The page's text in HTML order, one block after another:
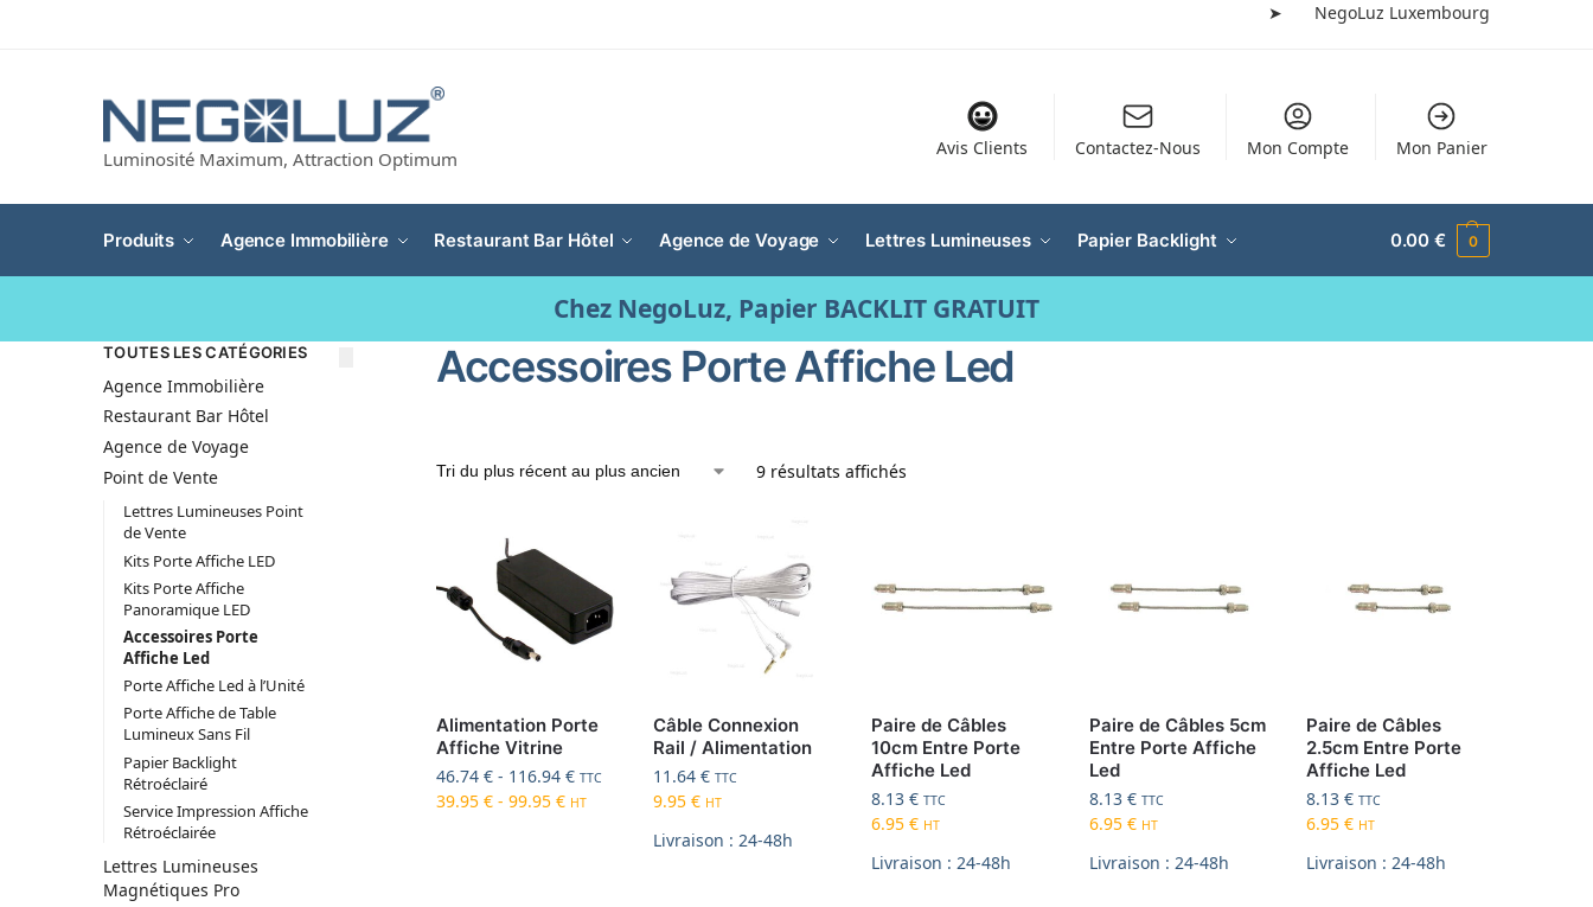
➤ NegoLuz Luxembourg
Luminosité Maximum, Attraction Optimum
Avis Clients Contactez-Nous Mon Compte Mon Panier
Produits Agence Immobilière Restaurant Bar Hôtel Agence de Voyage Lettres Lumineuses Papier Backlight 0.00€ 0
Chez NegoLuz, Papier BACKLIT GRATUIT
Accessoires Porte Affiche Led
9 résultats affichés
Alimentation Porte
Affiche Vitrine
46.74 €- 116.94 € TTC
39.95 €- 99.95 € HT
Câble Connexion
Rail / Alimentation
11.64€ TTC
9.95€ HT
Livraison : 24-48h
Paire de Câbles
10cm Entre Porte
Affiche Led
8.13€ TTC
6.95€ HT
Livraison : 24-48h
Paire de Câbles 5cm
Entre Porte Affiche
Led
8.13 € TTC
6.95 € HT
Livraison : 24-48h
Paire de Câbles
2.5cm Entre Porte
Affiche Led
8.13€ TTC
6.95€ HT
Livraison : 24-48h
TOUTES LES CATÉGORIES
Agence Immobilière
Restaurant Bar Hôtel
Agence de Voyage
Point de Vente
Lettres Lumineuses Point
de Vente
Kits Porte Affiche LED
Kits Porte Affiche
Panoramique LED
Accessoires Porte
Affiche Led
Porte Affiche Led à l’Unité
Porte Affiche de Table
Lumineux Sans Fil
Papier Backlight
Rétroéclairé
Service Impression Affiche
Rétroéclairée
Lettres Lumineuses
Magnétiques Pro